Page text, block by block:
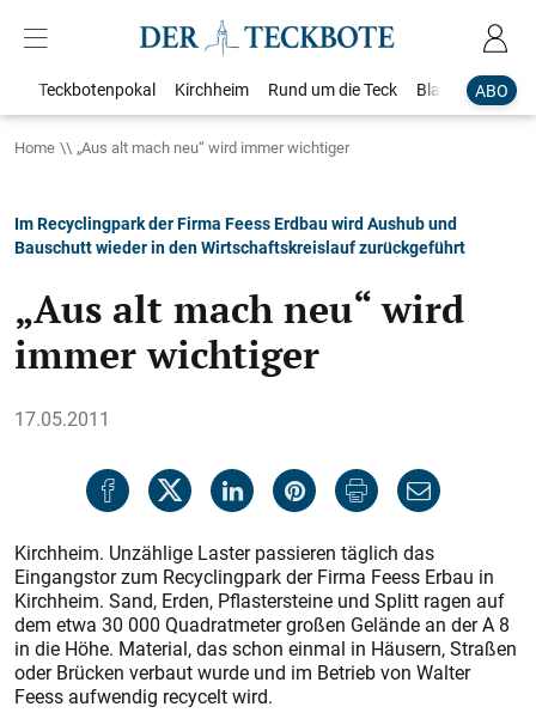
ABO
Teckbotenpokal Kirchheim Rund um die Teck Blaulicht
Home „Aus alt mach neu“ wird immer wichtiger
Im Recyclingpark der Firma Feess Erdbau wird Aushub und
Bauschutt wieder in den Wirtschaftskreislauf zurückgeführt
„Aus alt mach neu“ wird
immer wichtiger
17.05.2011
Kirchheim. Unzählige Laster passieren täglich das
Eingangstor zum Recyclingpark der Firma Feess Erbau in
Kirchheim. Sand, Erden, Pflastersteine und Splitt ragen auf
dem etwa 30 000 Quadratmeter großen Gelände an der A 8
in die Höhe. Material, das schon einmal in Häusern, Straßen
oder Brücken verbaut wurde und im Betrieb von Walter
Feess aufwendig recycelt wird.